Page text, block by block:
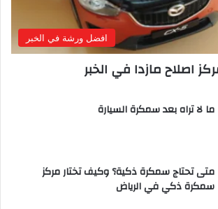
افضل ورشة في الخبر
اصلاح مازدا في الخبر
ما لا تراه بعد سمكرة السيارة
متى تحتاج سمكرة ذكية؟ وكيف تختار مركز
سمكرة ذكي في الرياض